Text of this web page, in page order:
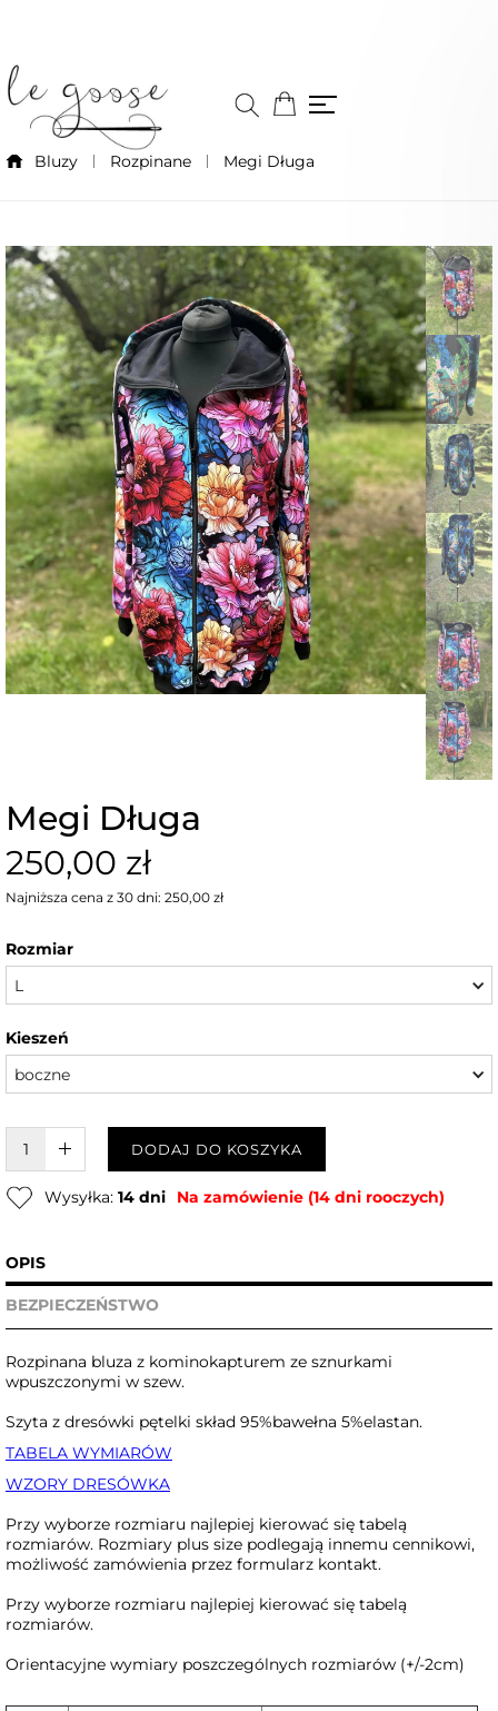
Bluzy Rozpinane Megi Długa
Megi Długa
250,00 zł
Najniższa cena z 30 dni: 250,00 zł
Rozmiar
L
Kieszeń
boczne
W KOSZYKU :)DODAJ DO KOSZYKA
Wysyłka: 14 dni Na zamówienie (14 dni rooczych)
OPIS
BEZPIECZEŃSTWO
Rozpinana bluza z kominokapturem ze sznurkami
wpuszczonymi w szew.
Szyta z dresówki pętelki skład 95%bawełna 5%elastan.
TABELA WYMIARÓW
WZORY DRESÓWKA
Przy wyborze rozmiaru najlepiej kierować się tabelą
rozmiarów. Rozmiary plus size podlegają innemu cennikowi,
możliwość zamówienia przez formularz kontakt.
Przy wyborze rozmiaru najlepiej kierować się tabelą
rozmiarów.
Orientacyjne wymiary poszczególnych rozmiarów (+/-2cm)